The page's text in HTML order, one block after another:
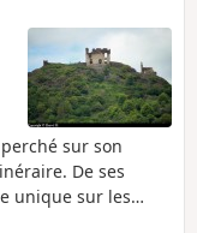
sur son
De ses
unique sur les